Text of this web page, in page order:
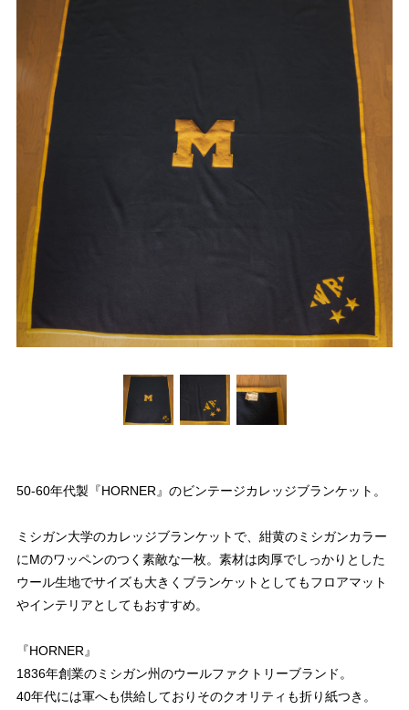
50-60年代製『HORNER』のビンテージカレッジブランケット。
ミシガン大学のカレッジブランケットで、紺黄のミシガンカラー
にMのワッペンのつく素敵な一枚。素材は肉厚でしっかりとした
ウール生地でサイズも大きくブランケットとしてもフロアマット
やインテリアとしてもおすすめ。
『HORNER』
1836年創業のミシガン州のウールファクトリーブランド。
40年代には軍へも供給しておりそのクオリティも折り紙つき。